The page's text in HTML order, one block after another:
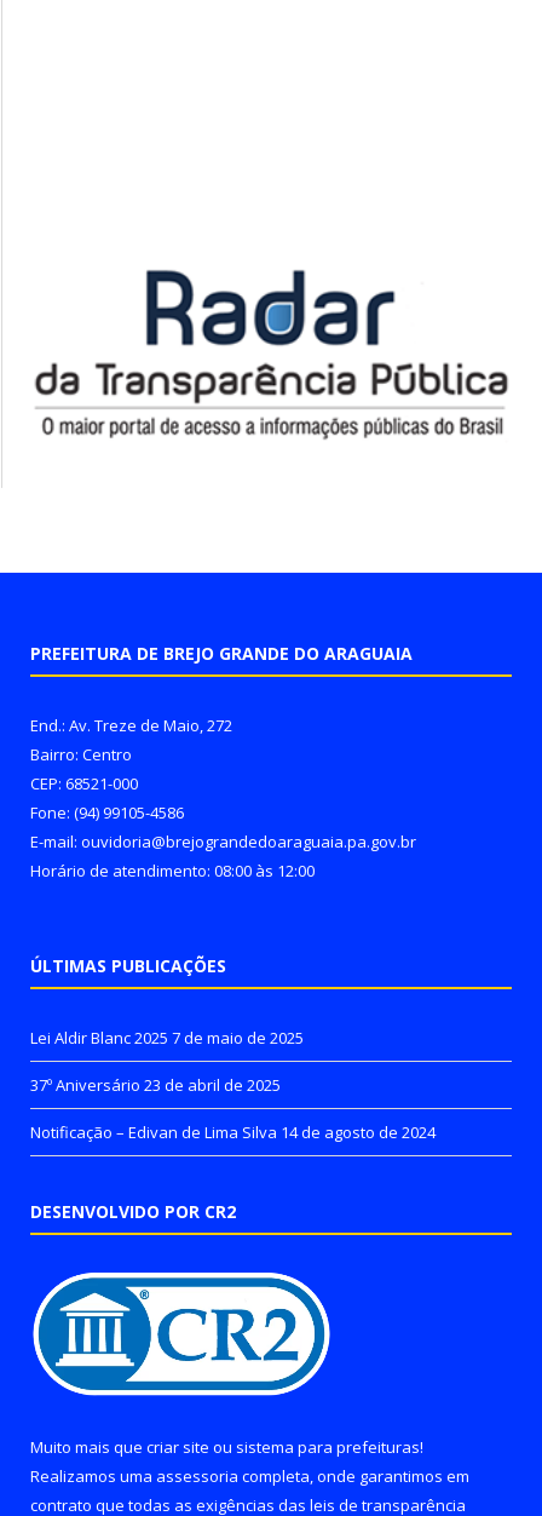
PREFEITURA DE BREJO GRANDE DO ARAGUAIA
End.: Av. Treze de Maio, 272
Bairro: Centro
CEP: 68521-000
Fone: (94) 99105-4586
E-mail: ouvidoria@brejograndedoaraguaia.pa.gov.br
Horário de atendimento: 08:00 às 12:00
ÚLTIMAS PUBLICAÇÕES
Lei Aldir Blanc 2025 7 de maio de 2025
37º Aniversário 23 de abril de 2025
Notificação – Edivan de Lima Silva 14 de agosto de 2024
DESENVOLVIDO POR CR2
Muito mais que criar site ou sistema para prefeituras!
Realizamos uma assessoria completa, onde garantimos em
contrato que todas as exigências das leis de transparência